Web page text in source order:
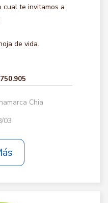
cual te invitamos a
de vida.
Chia
03